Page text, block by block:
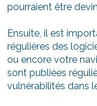
pourraient être
Ensuite, il est
régulières des
ou encore votre
sont publiées
vulnérabilités dans